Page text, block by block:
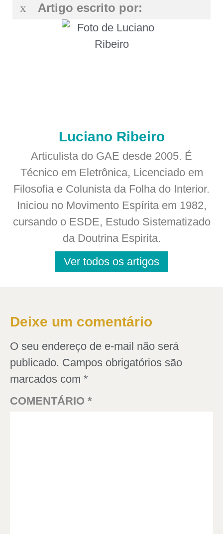
Artigo escrito por:
Luciano Ribeiro
Articulista do GAE desde 2005. É
Técnico em Eletrônica, Licenciado em
Filosofia e Colunista da Folha do Interior.
Iniciou no Movimento Espírita em 1982,
cursando o ESDE, Estudo Sistematizado
da Doutrina Espirita.
Ver todos os artigos
Deixe um comentário
O seu endereço de e-mail não será
publicado. Campos obrigatórios são
marcados com *
COMENTÁRIO *